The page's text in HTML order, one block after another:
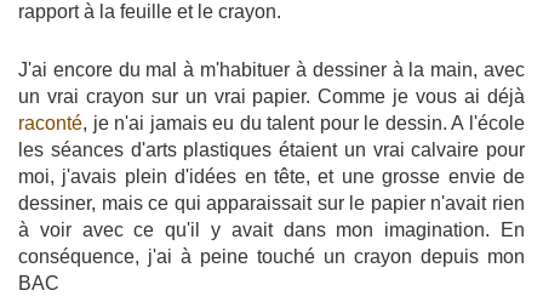
rapport à la feuille et le crayon.
J'ai encore du mal à m'habituer à dessiner à la main, avec
un vrai crayon sur un vrai papier. Comme je vous ai déjà
raconté, je n'ai jamais eu du talent pour le dessin. A l'école
les séances d'arts plastiques étaient un vrai calvaire pour
moi, j'avais plein d'idées en tête, et une grosse envie de
dessiner, mais ce qui apparaissait sur le papier n'avait rien
à voir avec ce qu'il y avait dans mon imagination. En
conséquence, j'ai à peine touché un crayon depuis mon
BAC